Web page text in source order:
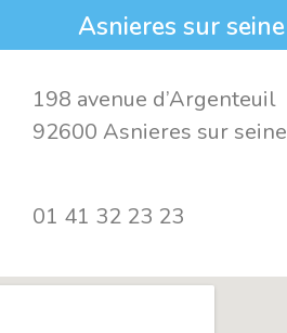
Asnieres sur seine
198 avenue d’Argenteuil
92600 Asnieres sur seine
01 41 32 23 23